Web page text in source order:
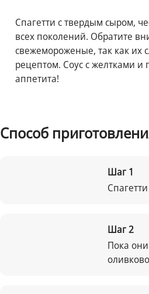
Спагетти с твердым сыром,
всех поколений. Обратите
свежемороженые, так как их
рецептом. Соус с желтками
аппетита!
Способ
Шаг 1
Шаг2
Пока